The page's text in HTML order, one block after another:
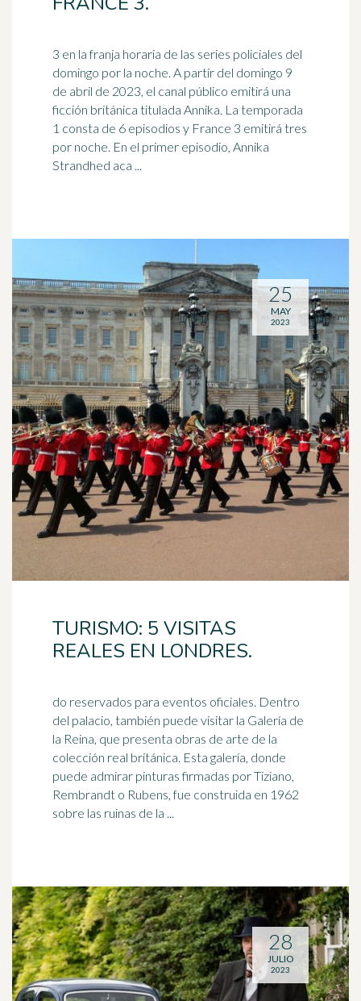
3 en la franja horaria de las series policiales del
domingo por la noche. A partir del domingo 9
de abril de 2023, el canal público emitirá una
ficción británica titulada Annika. La temporada
1 consta de 6 episodios y France 3 emitirá tres
por noche. En el primer episodio, Annika
Strandhed aca ...
TURISMO: 5 VISITAS
REALES EN LONDRES.
do reservados para eventos oficiales. Dentro
del palacio, también puede visitar la Galería de
la Reina, que presenta obras de arte de la
colección real británica. Esta galería, donde
puede admirar pinturas firmadas por Tiziano,
Rembrandt o Rubens, fue construida en 1962
sobre las ruinas de la ...
25
MAY
2023
28
JULIO
2023